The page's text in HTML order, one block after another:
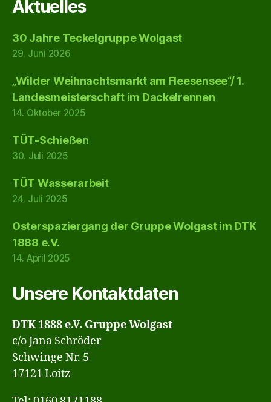
Aktuelles
30 Jahre Teckelgruppe Wolgast
29. Juni 2026
„Wilder Weihnachtsmarkt am Fleesensee“/ 1.
Landesmeisterschaft im Dackelrennen
14. Oktober 2025
TÜT-Schießen
30. Juli 2025
TÜT Wasserarbeit
24. Juli 2025
Osterspaziergang der Gruppe Wolgast im DTK
1888 e.V.
14. April 2025
Unsere Kontaktdaten
DTK 1888 e.V. Gruppe Wolgast
c/o Jana Schröder
Schwinge Nr. 5
17121 Loitz